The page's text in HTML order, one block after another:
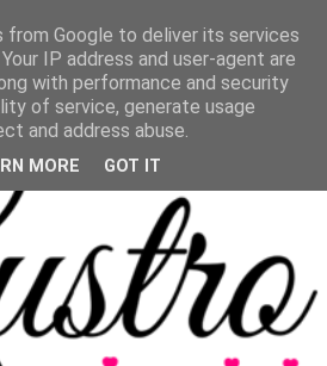
from Google to deliver its services
IP address and user-agent are
with performance and security
of service, generate usage
and address abuse.
MORE GOT IT